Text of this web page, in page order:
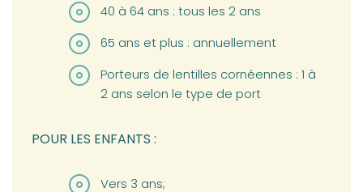
40 à 64 ans : tous les 2 ans
65 ans et plus : annuellement
Porteurs de lentilles cornéennes : 1 à
2 ans selon le type de port
POUR LES ENFANTS :
Vers 3 ans;